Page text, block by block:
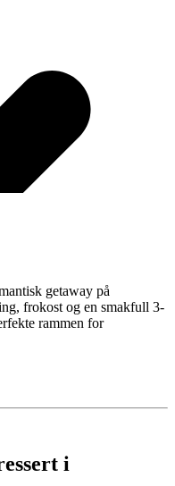
getaway på
frokost og en smakfull 3-
rammen for
i